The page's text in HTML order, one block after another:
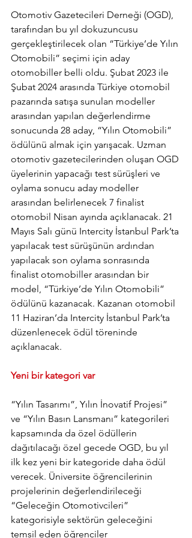
Otomotiv Gazetecileri Derneği (OGD),
tarafından bu yıl dokuzuncusu
gerçekleştirilecek olan “Türkiye’de Yılın
Otomobili” seçimi için aday
otomobiller belli oldu. Şubat 2023 ile
Şubat 2024 arasında Türkiye otomobil
pazarında satışa sunulan modeller
arasından yapılan değerlendirme
sonucunda 28 aday, “Yılın Otomobili”
ödülünü almak için yarışacak. Uzman
otomotiv gazetecilerinden oluşan OGD
üyelerinin yapacağı test sürüşleri ve
oylama sonucu aday modeller
arasından belirlenecek 7 finalist
otomobil Nisan ayında açıklanacak. 21
Mayıs Salı günü Intercity İstanbul Park’ta
yapılacak test sürüşünün ardından
yapılacak son oylama sonrasında
finalist otomobiller arasından bir
model, “Türkiye’de Yılın Otomobili”
ödülünü kazanacak. Kazanan otomobil
11 Haziran’da Intercity İstanbul Park’ta
düzenlenecek ödül töreninde
açıklanacak.
Yeni bir kategori var
“Yılın Tasarımı”, Yılın İnovatif Projesi”
ve “Yılın Basın Lansmanı” kategorileri
kapsamında da özel ödüllerin
dağıtılacağı özel gecede OGD, bu yıl
ilk kez yeni bir kategoride daha ödül
verecek. Üniversite öğrencilerinin
projelerinin değerlendirileceği
“Geleceğin Otomotivcileri”
kategorisiyle sektörün geleceğini
temsil eden öğrenciler